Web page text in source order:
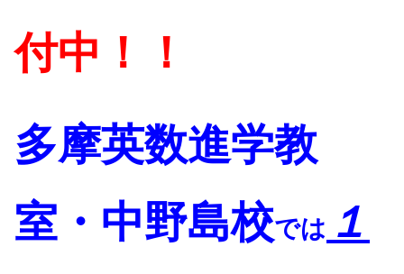
付中！！
多摩英数進学教
室・中野島校では １